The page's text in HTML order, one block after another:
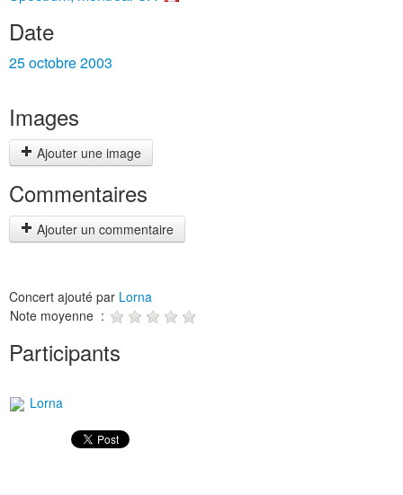
Date
25 octobre 2003
Images
Ajouter une image
Commentaires
Ajouter un commentaire
Concert ajouté par Lorna
Note moyenne :
Participants
Lorna